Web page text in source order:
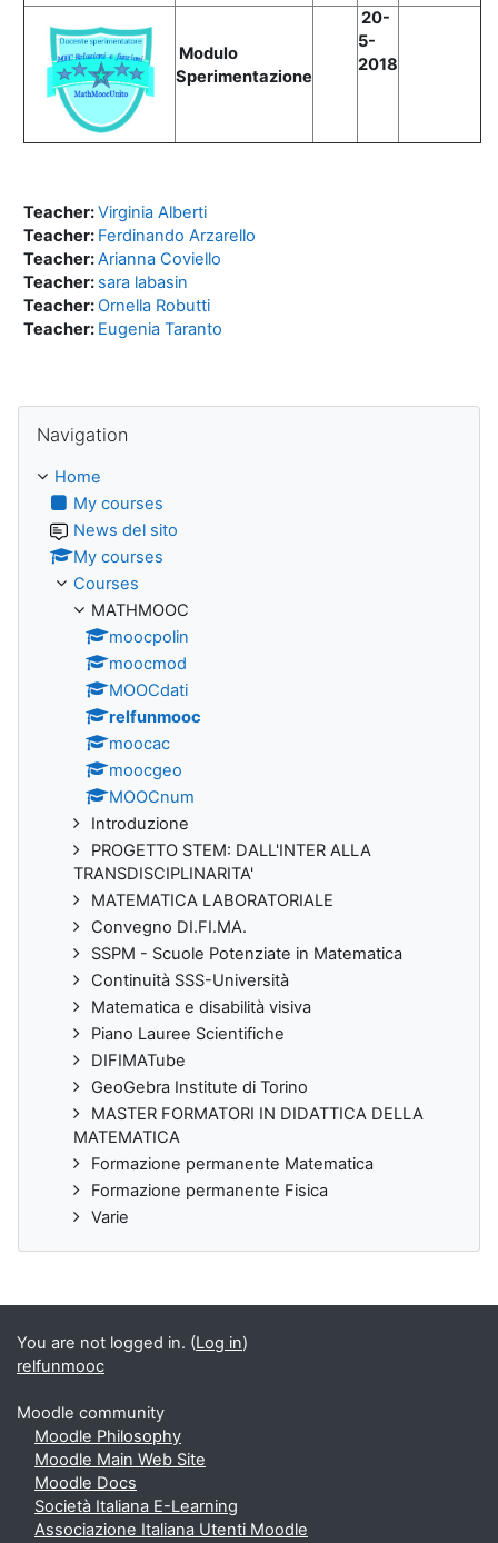
Modulo
Sperimentazione
20-
5-
2018
Teacher:Virginia Alberti
Teacher: Ferdinando Arzarello
Teacher:Arianna Coviello
Teacher: sara labasin
Teacher:Ornella Robutti
Teacher: Eugenia Taranto
Navigation
Home
My courses
News del sito
My courses
Courses
MATHMOOC
moocpolin
moocmod
MOOCdati
relfunmooc
moocac
moocgeo
MOOCnum
Introduzione
PROGETTO STEM: DALL'INTER ALLA
TRANSDISCIPLINARITA'
MATEMATICA LABORATORIALE
Convegno DI.FI.MA.
SSPM - Scuole Potenziate in Matematica
Continuità SSS-Università
Matematica e disabilità visiva
Piano Lauree Scientifiche
DIFIMATube
GeoGebra Institute di Torino
MASTER FORMATORI IN DIDATTICA DELLA
MATEMATICA
Formazione permanente Matematica
Formazione permanente Fisica
Varie
You are not logged in. (Log in)
relfunmooc
Moodle community
Moodle Philosophy
Moodle Main Web Site
Moodle Docs
Società Italiana E-Learning
Associazione Italiana Utenti Moodle